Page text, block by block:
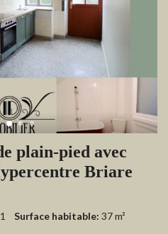
plain-pied avec
Briare
1 Surface habitable: 37 m²